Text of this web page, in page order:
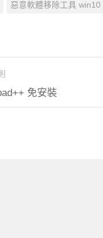
惡意軟體移除工具 win10
免安裝